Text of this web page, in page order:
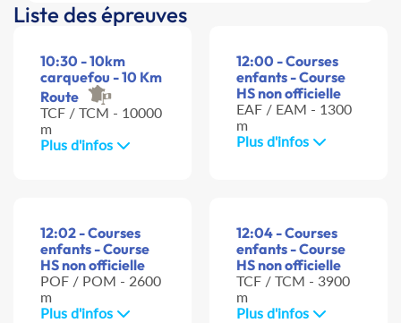
Liste des épreuves
10:30 - 10km
carquefou - 10 Km
Route
TCF / TCM - 10000
m
Plus d'infos
12:00 - Courses
enfants - Course
HS non officielle
EAF / EAM - 1300
m
Plus d'infos
12:02 - Courses
enfants - Course
HS non officielle
POF / POM - 2600
m
Plus d'infos
12:04 - Courses
enfants - Course
HS non officielle
TCF / TCM - 3900
m
Plus d'infos